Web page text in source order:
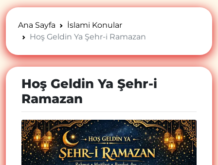
Ana Sayfa
İslami Konular
Hoş Geldin Ya Şehr-i Ramazan
Hoş Geldin Ya Şehr-i
Ramazan